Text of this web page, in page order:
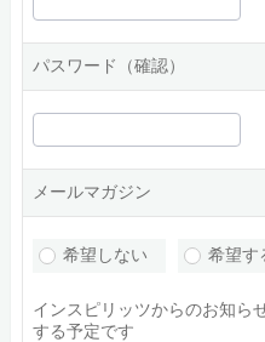
パスワード（確認）
メールマガジン
希望しない 希望す
インスピリッツからのお知ら
する予定です